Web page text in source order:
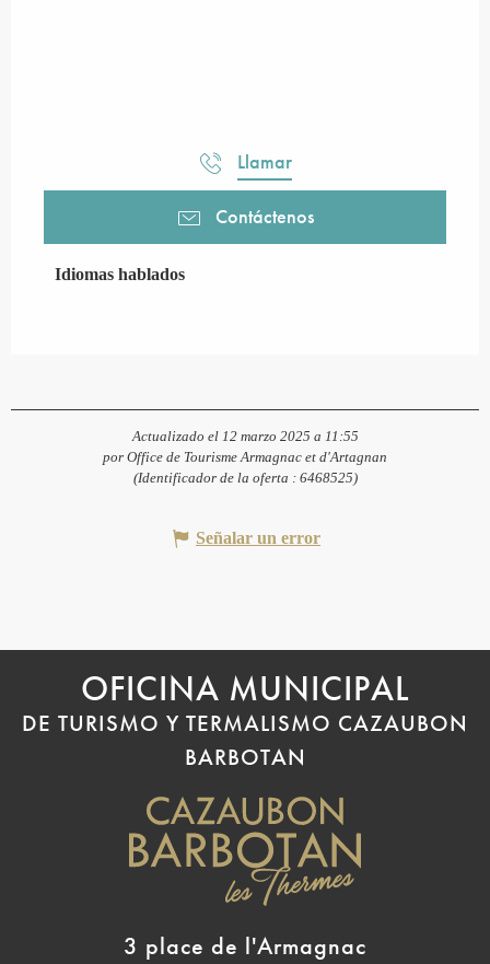
Llamar
Contáctenos
Idiomas hablados
Idiomas hablados
Actualizado el 12 marzo 2025 a 11:55
por Office de Tourisme Armagnac et d'Artagnan
(Identificador de la oferta : 6468525)
Señalar un error
OFICINA MUNICIPAL
DE TURISMO Y TERMALISMO CAZAUBON
BARBOTAN
3 place de l'Armagnac